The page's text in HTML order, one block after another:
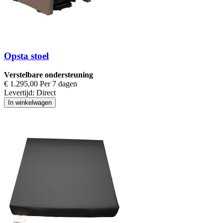
Opsta stoel
Verstelbare ondersteuning
€ 1.295,00 Per 7 dagen
Levertijd: Direct
In winkelwagen